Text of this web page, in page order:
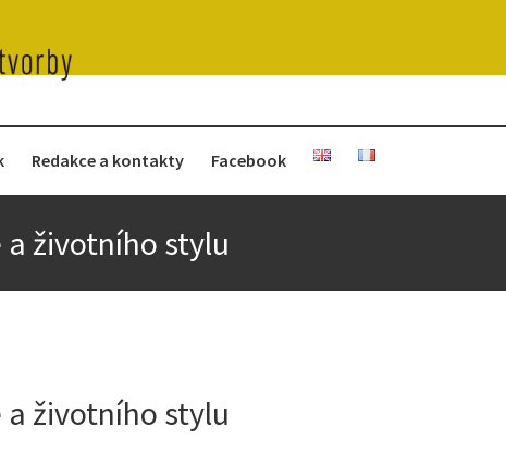
Redakce a kontakty Facebook
životního stylu
životního stylu